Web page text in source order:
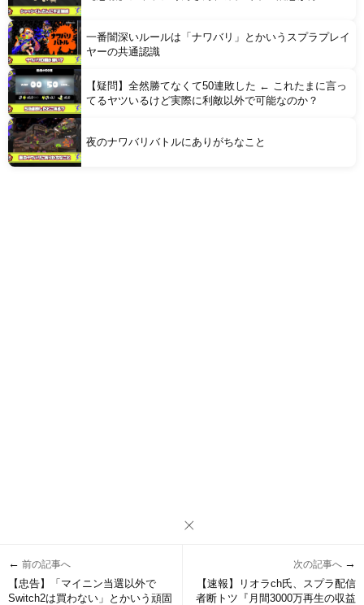
一番闇深いルールは「ナワバリ」とかいうスプラプレイ
ヤーの共通認識
【疑問】全然勝てなくて50連敗した ← これたまに言っ
てるヤツいるけど実際に利敵以外で可能なのか？
夜のナワバリバトルにありがちなこと
← 前の記事へ
【忠告】「マイニン当選以外で
Switch2は買わない」とかいう頑固
次の記事へ →
【速報】リオラch氏、スプラ配信
者断トツ『月間3000万再生の収益